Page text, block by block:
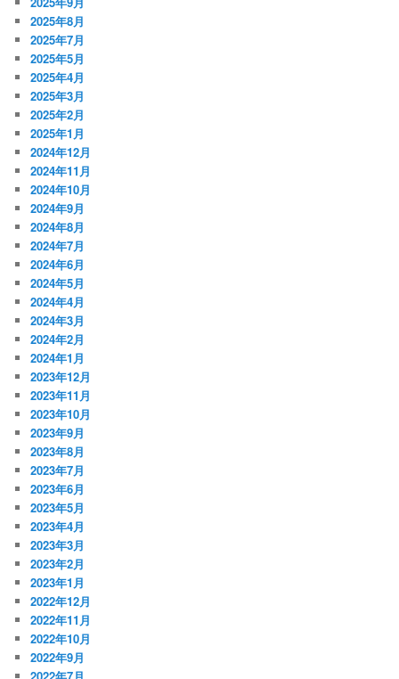
2025年8月
2025年7月
2025年5月
2025年4月
2025年3月
2025年2月
2025年1月
2024年12月
2024年11月
2024年10月
2024年9月
2024年8月
2024年7月
2024年6月
2024年5月
2024年4月
2024年3月
2024年2月
2024年1月
2023年12月
2023年11月
2023年10月
2023年9月
2023年8月
2023年7月
2023年6月
2023年5月
2023年4月
2023年3月
2023年2月
2023年1月
2022年12月
2022年11月
2022年10月
2022年9月